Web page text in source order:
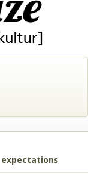
expectations